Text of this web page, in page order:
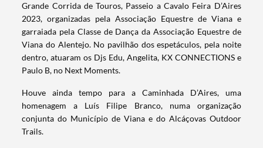
Termo de Pesquisa
Grande Corrida de Touros, Passeio a Cavalo Feira D’Aires
2023, organizadas pela Associação Equestre de Viana e
garraiada pela Classe de Dança da Associação Equestre de
Viana do Alentejo. No pavilhão dos espetáculos, pela noite
dentro, atuaram os Djs Edu, Angelita, KX CONNECTIONS e
Paulo B, no Next Moments.
Houve ainda tempo para a Caminhada D’Aires, uma
homenagem a Luís Filipe Branco, numa organização
conjunta do Município de Viana e do Alcáçovas Outdoor
Trails.